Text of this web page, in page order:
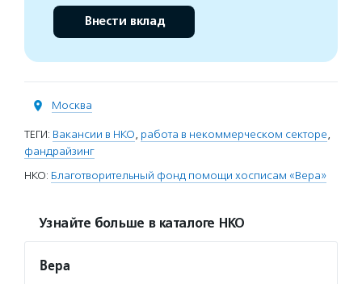
Внести вклад
Москва
ТЕГИ: Вакансии в НКО, работа в некоммерческом секторе,
фандрайзинг
НКО: Благотворительный фонд помощи хосписам «Вера»
Узнайте больше в каталоге НКО
Вера